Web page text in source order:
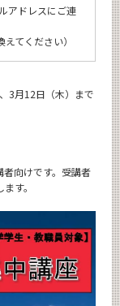
アドレスにご連
てください）
3月12日（木）まで
者向けです。受講者
す。